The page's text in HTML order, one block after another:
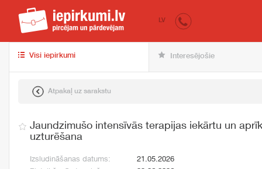
iepirkumi.lv
LV
Visi iepirkumi Interesējošie
Atpakaļ uz sarakstu
Jaundzimušo intensīvās terapijas iekārtu un
uzturēšana
Izsludināšanas datums:
21.05.2026